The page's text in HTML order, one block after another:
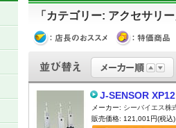
「カテゴリー: アクセサリ
J-SENSOR XP12
メーカー: シーバイエス株
販売価格: 121,001円(税込)